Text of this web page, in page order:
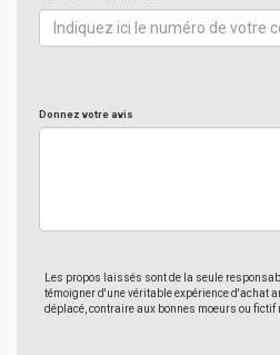
Donnez votre avis
Les propos laissés sont de la seule
témoigner d'une véritable expérience d'achat
déplacé, contraire aux bonnes moeurs ou